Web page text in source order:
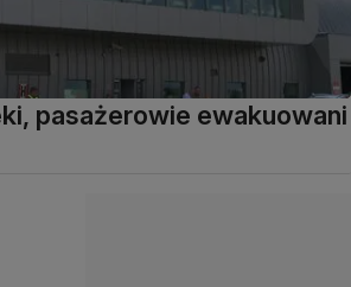
pasażerowie ewakuowani